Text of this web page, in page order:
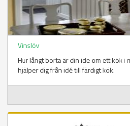
Vinslöv
Hur långt borta är din ide om ett kök i
hjälper dig från idé till färdigt kök.